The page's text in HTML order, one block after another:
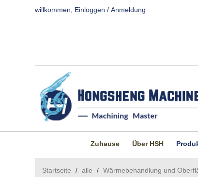
willkommen, Einloggen / Anmeldung
Zuhause Über HSH
Startseite / alle / Wärmebehandlung und